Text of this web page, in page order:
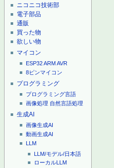
ニコニコ技術部
電子部品
通販
買った物
欲しい物
マイコン
ESP32ARMAVR
8ピンマイコン
プログラミング
プログラミング言語
画像処理 自然言語処理
生成AI
画像生成AI
動画生成AI
LLM
LLM/モデル/日本語
ローカルLLM